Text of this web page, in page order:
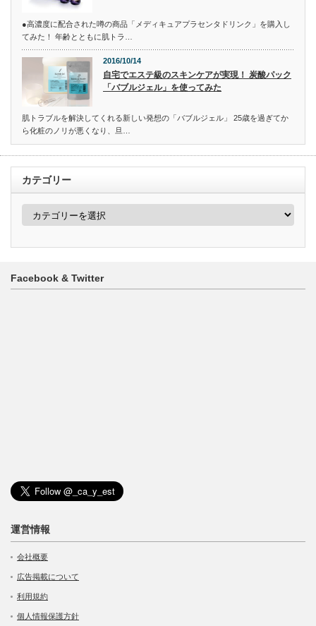
●高濃度に配合された噂の商品「メディキュアプラセンタドリンク」を購入し
てみた！ 年齢とともに肌トラ…
2016/10/14
自宅でエステ級のスキンケアが実現！ 炭酸パック
「バブルジェル」を使ってみた
肌トラブルを解決してくれる新しい発想の「バブルジェル」 25歳を過ぎてか
ら化粧のノリが悪くなり、旦…
カテゴリー
カ
ー
Facebook & Twitter
運営情報
会社概要
広告掲載について
利用規約
個人情報保護方針